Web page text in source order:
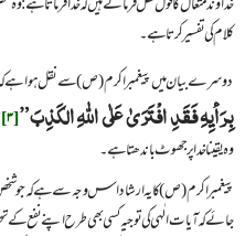
کلام کی تفسیر کرتا ہے۔
دوسرے بیان میں پیغمبر اکرم (ص) سے نقل ہوا ہے
بِرَأیِهِ فَقَدِ افْتَرَیٰ عَلٰی اللّٰهِ الکَذِبَ”[۳]
وہ یقینا خدا پر جھوٹ باندھتا ہے۔
پیغمبر اکرم (ص) کا یہ ارشاد اس وجہ سے ہے کہ جو
جائے کہ آیات الٰہی کی توجیہ کسی بھی طرح اپنے نفع